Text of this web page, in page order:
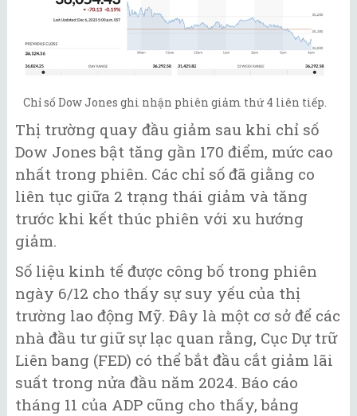
Chỉ số Dow Jones ghi nhận phiên giảm thứ 4 liên tiếp.
Thị trường quay đầu giảm sau khi chỉ số
Dow Jones bật tăng gần 170 điểm, mức cao
nhất trong phiên. Các chỉ số đã giằng co
liên tục giữa 2 trạng thái giảm và tăng
trước khi kết thúc phiên với xu hướng
giảm.
Số liệu kinh tế được công bố trong phiên
ngày 6/12 cho thấy sự suy yếu của thị
trường lao động Mỹ. Đây là một cơ sở để các
nhà đầu tư giữ sự lạc quan rằng, Cục Dự trữ
Liên bang (FED) có thể bắt đầu cắt giảm lãi
suất trong nửa đầu năm 2024. Báo cáo
tháng 11 của ADP cũng cho thấy, bảng